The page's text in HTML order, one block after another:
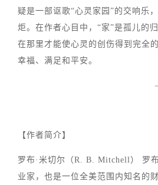
疑是一部讴歌“心灵家园”的交响乐
炬。在作者心目中，“家”是孤儿的
在那里才能使心灵的创伤得到完全
幸福、满足和平安。
【作者简介】
罗布·米切尔（R. B. Mitchell） 罗
业家，也是一位全美范围内知名的